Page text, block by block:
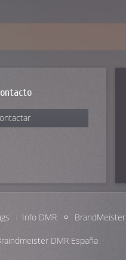
Info DMR BrandMeister
DMR España